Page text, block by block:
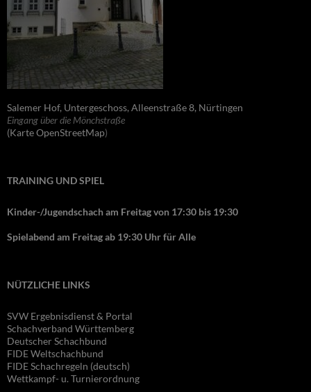
Salemer Hof, Untergeschoss, Alleenstraße 8, Nürtingen
Eingang über die Mönchstraße
(Karte OpenStreetMap)
TRAINING UND SPIEL
Kinder-/Jugendschach am Freitag von 17:30 bis 19:30
Spielabend am Freitag ab 19:30 Uhr für Alle
NÜTZLICHE LINKS
SVW Ergebnisdienst & Portal
Schachverband Württemberg
Deutscher Schachbund
FIDE Weltschachbund
FIDE Schachregeln (deutsch)
Wettkampf- u. Turnierordnung